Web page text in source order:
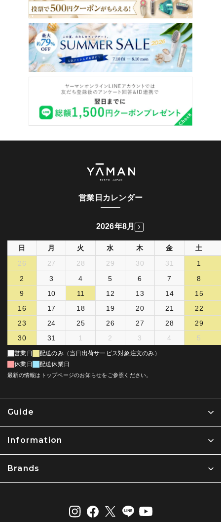
Guide
Information
Brands
営業日カレンダー
2026年8月
日 月 火 水 木 金
土
26
27 28 29 30 31
1
2
3 4 5 6 7
8
9
10 11 12 13 14
15
16
17 18 19 20 21
22
23
24 25 26 27 28
29
30
31 1 2 3 4 5
営業日
配送のみ（当日出荷サービス対象注文のみ）
休業日
配送休業日
最新の情報はトップページのお知らせをご参照ください。